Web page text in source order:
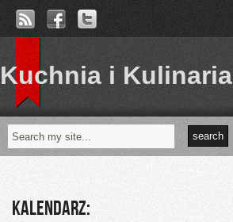
Kuchnia i Kulinaria
Kalendarz: